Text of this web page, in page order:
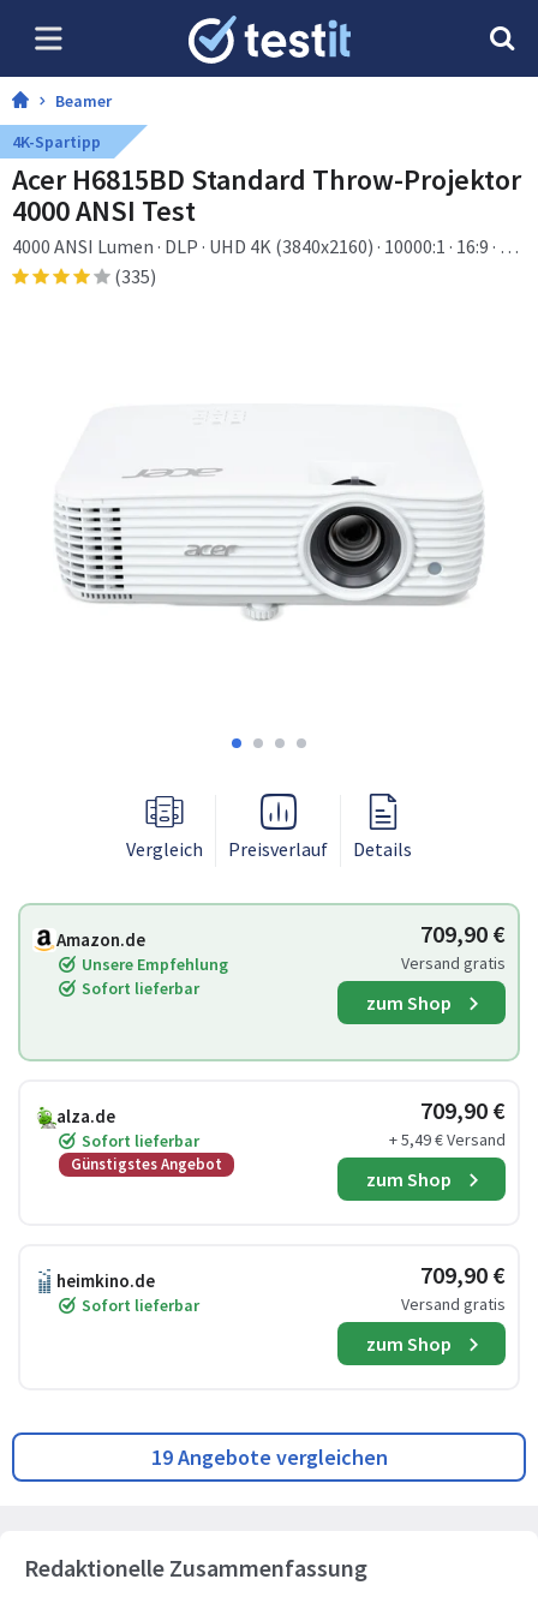
Beamer
4K-Spartipp
Acer H6815BD Standard Throw-Projektor
4000 ANSI Test
4000 ANSI Lumen · DLP · UHD 4K (3840x2160) · 10000:1 · 16:9 · 4:3
· 16:9
(335)
Vergleich Preisverlauf Details
Amazon.de
Unsere Empfehlung
Sofort lieferbar
709,90 €
Versand gratis
zum Shop
alza.de
Sofort lieferbar
Günstigstes Angebot
709,90 €
+ 5,49 € Versand
zum Shop
heimkino.de
Sofort lieferbar
709,90 €
Versand gratis
zum Shop
19 Angebote vergleichen
Redaktionelle Zusammenfassung